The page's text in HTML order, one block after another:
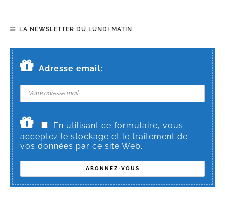
LA NEWSLETTER DU LUNDI MATIN
Adresse email:
En utilisant ce formulaire, vous
acceptez le stockage et le traitement de
vos données par ce site Web.